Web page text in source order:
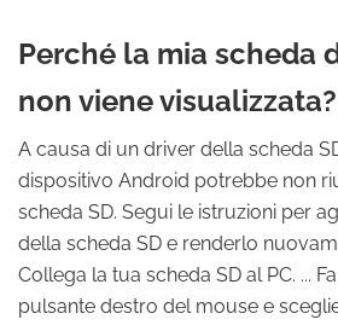
Perché la mia scheda
non viene visualizzata?
A causa di un driver della scheda
dispositivo Android potrebbe non
scheda SD. Segui le istruzioni per
della scheda SD e renderlo
Collega la tua scheda SD al PC. ...
pulsante destro del mouse e